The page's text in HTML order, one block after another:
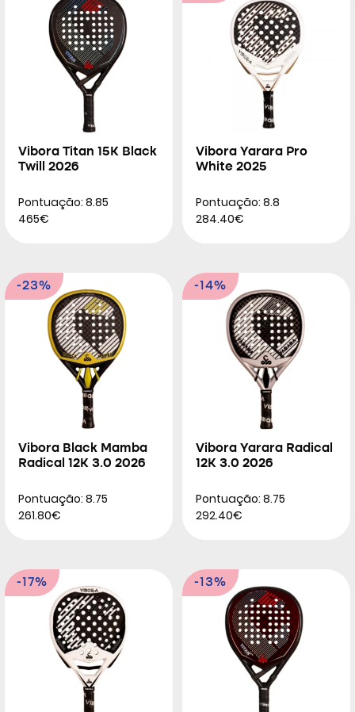
Vibora Titan 15K Black
Twill 2026
Pontuação: 8.85
465€
Vibora Yarara Pro
White 2025
Pontuação: 8.8
284.40€
-23%
Vibora Black Mamba
Radical 12K 3.0 2026
Pontuação: 8.75
261.80€
-14%
Vibora Yarara Radical
12K 3.0 2026
Pontuação: 8.75
292.40€
-17% -13%